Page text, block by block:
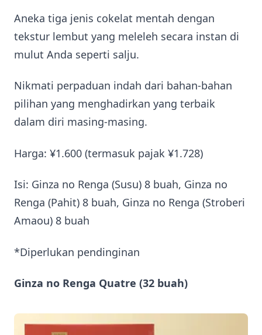
Aneka tiga jenis cokelat mentah dengan
tekstur lembut yang meleleh secara instan di
mulut Anda seperti salju.
Nikmati perpaduan indah dari bahan-bahan
pilihan yang menghadirkan yang terbaik
dalam diri masing-masing.
Harga: ¥1.600 (termasuk pajak ¥1.728)
Isi: Ginza no Renga (Susu) 8 buah, Ginza no
Renga (Pahit) 8 buah, Ginza no Renga (Stroberi
Amaou) 8 buah
*Diperlukan pendinginan
Ginza no Renga Quatre (32 buah)